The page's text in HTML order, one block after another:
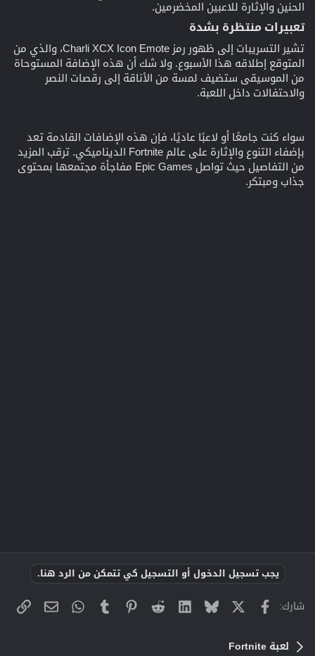
الحنين والإثارة للاعبين المخضرمين.
تعبيرات منتظرة بشدة
تشير التسريبات إلى ظهور رمز Charli XCX Icon Emote، والذي من
المتوقع إطلاقه هذا الأسبوع. ولا شك أن هذه الإضافة المستوحاة
من الموسيقى ستضيف لمسة من الأناقة إلى رقصات النصر
والاحتفالات داخل اللعبة.
سواء كنت جامعًا أو لاعبًا عاديًا، فإن هذه الإضافات القادمة تعد
بإضفاء التنوع والإثارة على عالم Fortnite الديناميكي. ترقب المزيد
من التفاصيل حيث تواصل Epic Games مفاجأة مجتمعها بمحتوى
جذاب ومبتكر.
يجب تسجيل الدخول أو التسجيل كي تتمكن من الرد هنا.
شارك: فيسبوك Bluesky
LinkedIn
Reddit
Pinterest
Tumblr
WhatsApp
البريد
لعبة Fortnite